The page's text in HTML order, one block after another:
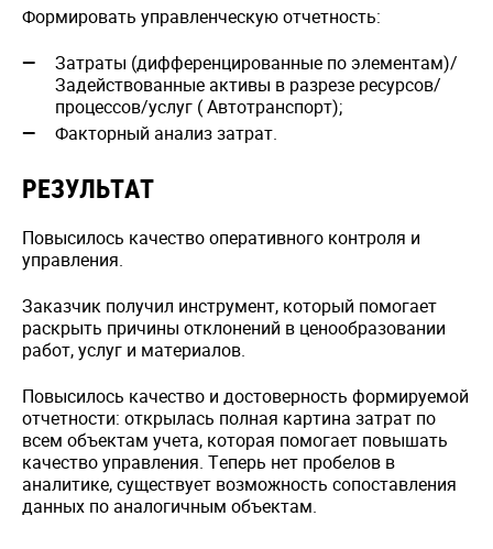
Формировать управленческую отчетность:
Затраты (дифференцированные по элементам)/
Задействованные активы в разрезе ресурсов/
процессов/услуг ( Автотранспорт);
Факторный анализ затрат.
РЕЗУЛЬТАТ
Повысилось качество оперативного контроля и
управления.
Заказчик получил инструмент, который помогает
раскрыть причины отклонений в ценообразовании
работ, услуг и материалов.
Повысилось качество и достоверность формируемой
отчетности: открылась полная картина затрат по
всем объектам учета, которая помогает повышать
качество управления. Теперь нет пробелов в
аналитике, существует возможность сопоставления
данных по аналогичным объектам.